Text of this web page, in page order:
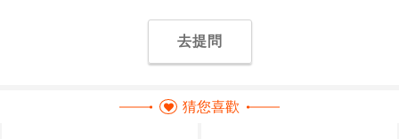
去提問
猜您喜歡